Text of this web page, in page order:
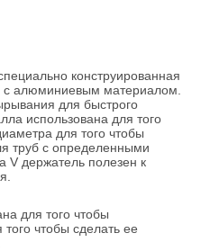
конструированная
алюминиевым материалом.
для быстрого
использована для того
для того чтобы
труб с определенными
V держатель полезен к
для того чтобы
чтобы сделать ее